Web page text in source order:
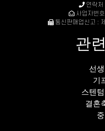
연락
사업자번
통신판매업신고 :
관
선
기
스텐
결혼